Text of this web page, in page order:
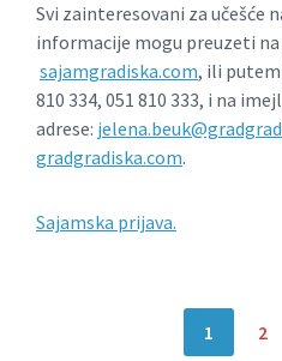
Svi zainteresovani za učešće
informacije mogu preuzeti
sajamgradiska.com, ili
810 334, 051 810 333, i na imejl
adrese:
gradgradiska.com.
Sajamska prijava.
1 2